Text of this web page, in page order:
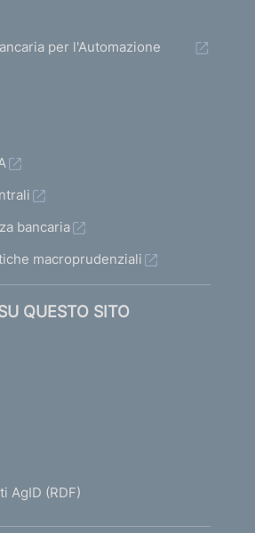
per l'Automazione
bancaria
macroprudenziali
QUESTO SITO
AgID (RDF)